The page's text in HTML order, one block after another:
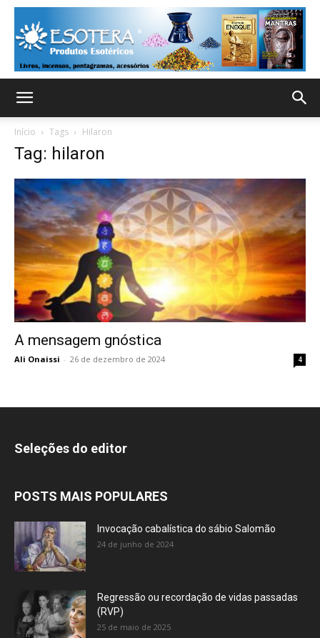
Início Tags Hilaron
Tag: hilaron
A mensagem gnóstica
Ali Onaissi - 26 de dezembro de 2024 4
Seleções do editor
POSTS MAIS POPULARES
Invocação cabalística do sábio Salomão
24 de junho de 2024
Regressão ou recordação de vidas passadas
(RVP)
25 de maio de 2025